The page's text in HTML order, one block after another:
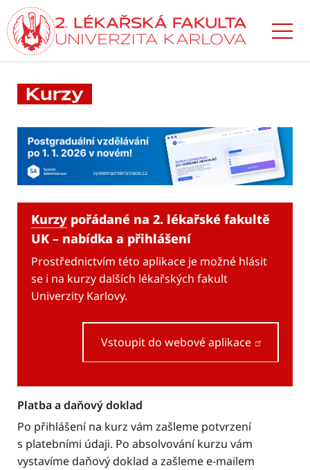
Přejít
k hlavnímu
obsahu
Kurzy
Kurzy pořádané na 2. lékařské fakultě
UK – nabídka a přihlášení
Prostřednictvím této aplikace je možné hlásit
se i na kurzy dalších lékařských fakult
Univerzity Karlovy.
Vstoupit do webové aplikace
Platba a daňový doklad
Po přihlášení na kurz vám zašleme potvrzení
s platebními údaji. Po absolvování kurzu vám
vystavíme daňový doklad a zašleme e-mailem